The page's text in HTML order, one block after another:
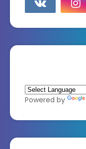
Powered by